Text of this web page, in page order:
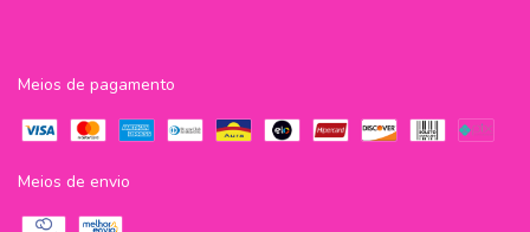
Meios de pagamento
Meios de envio